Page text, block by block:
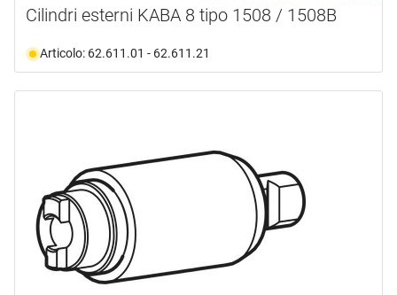
Cilindri esterni KABA 8 tipo 1508 / 1508B
Articolo: 62.611.01 - 62.611.21